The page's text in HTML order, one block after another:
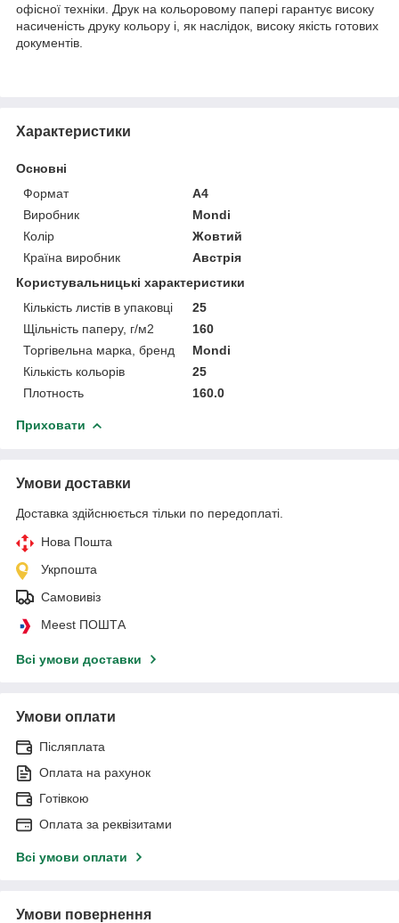
офісної техніки. Друк на кольоровому папері гарантує високу
насиченість друку кольору і, як наслідок, високу якість готових
документів.
Характеристики
Основні
Формат
A4
Виробник
Mondi
Колір
Жовтий
Країна виробник
Австрія
Користувальницькі характеристики
Кількість листів в упаковці
25
Щільність паперу, г/м2
160
Торгівельна марка, бренд
Mondi
Кількість кольорів
25
Плотность
160.0
Приховати
Умови доставки
Доставка здійснюється тільки по передоплаті.
Нова Пошта
Укрпошта
Самовивіз
Meest ПОШТА
Всі умови доставки
Умови оплати
Післяплата
Оплата на рахунок
Готівкою
Оплата за реквізитами
Всі умови оплати
Умови повернення